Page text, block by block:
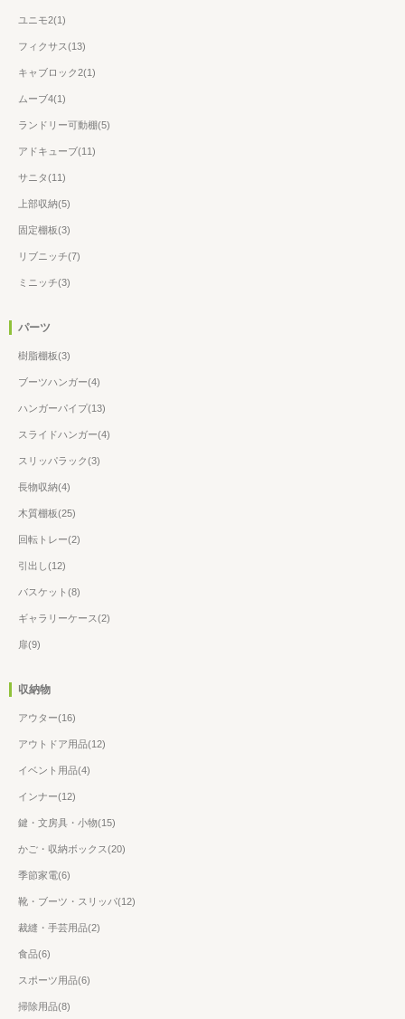
ユニモ2(1)
フィクサス(13)
キャブロック2(1)
ムーブ4(1)
ランドリー可動棚(5)
アドキューブ(11)
サニタ(11)
上部収納(5)
固定棚板(3)
リブニッチ(7)
ミニッチ(3)
パーツ
樹脂棚板(3)
ブーツハンガー(4)
ハンガーパイプ(13)
スライドハンガー(4)
スリッパラック(3)
長物収納(4)
木質棚板(25)
回転トレー(2)
引出し(12)
バスケット(8)
ギャラリーケース(2)
扉(9)
収納物
アウター(16)
アウトドア用品(12)
イベント用品(4)
インナー(12)
鍵・文房具・小物(15)
かご・収納ボックス(20)
季節家電(6)
靴・ブーツ・スリッパ(12)
裁縫・手芸用品(2)
食品(6)
スポーツ用品(6)
掃除用品(8)